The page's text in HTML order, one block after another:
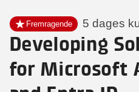
Fremragende 5 dages
Developing
for Microsoft